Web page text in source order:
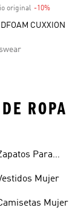
original -10%
CUXXION
ROPA
Para
Mujer
Mujer